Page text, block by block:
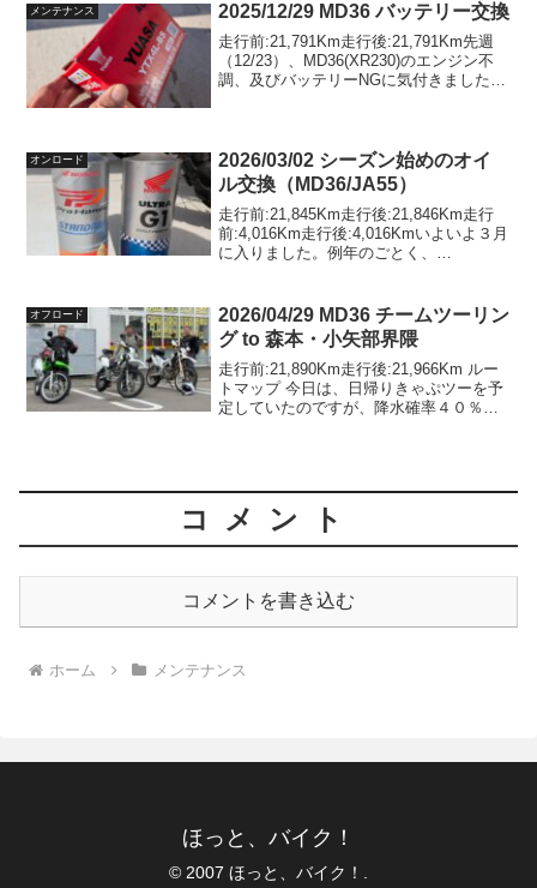
メンテナンス 2025/12/29 MD36 バッテリー交換
走行前:21,791Km走行後:21,791Km先週
（12/23）、MD36(XR230)のエンジン不
調、及びバッテリーNGに気付きました。
オンロード
2026/03/02 シーズン始めのオイ
ル交換（MD36/JA55）
走行前:21,845Km走行後:21,846Km走行
前:4,016Km走行後:4,016Kmいよいよ３月
に入りました。例年のごとく、
G1（10W-30 :...
オフロード
2026/04/29 MD36 チームツーリン
グ to 森本・小矢部界隈
走行前:21,890Km走行後:21,966Km ルー
トマップ 今日は、日帰りきゃぷツーを予
定していたのですが、降水確率４０％予
コメント
コメントを書き込む
ホーム メンテナンス
ほっと、バイク！
© 2007 ほっと、バイク！.